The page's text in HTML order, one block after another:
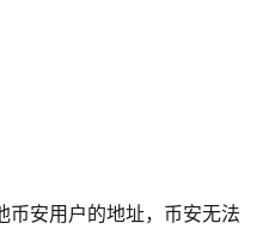
币安用户的地址，币安无法